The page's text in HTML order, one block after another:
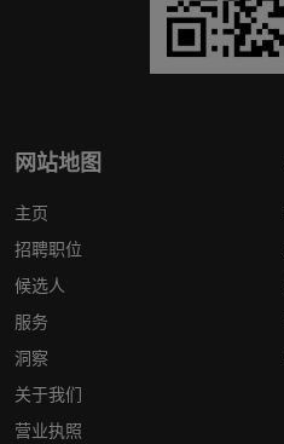
网站地图
主页
招聘职位
候选人
服务
洞察
关于我们
营业执照